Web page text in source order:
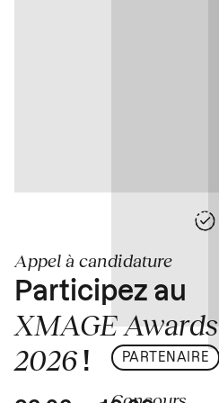
Appel à candidature
Participez au
XMAGE Awards
2026 ! PARTENAIRE